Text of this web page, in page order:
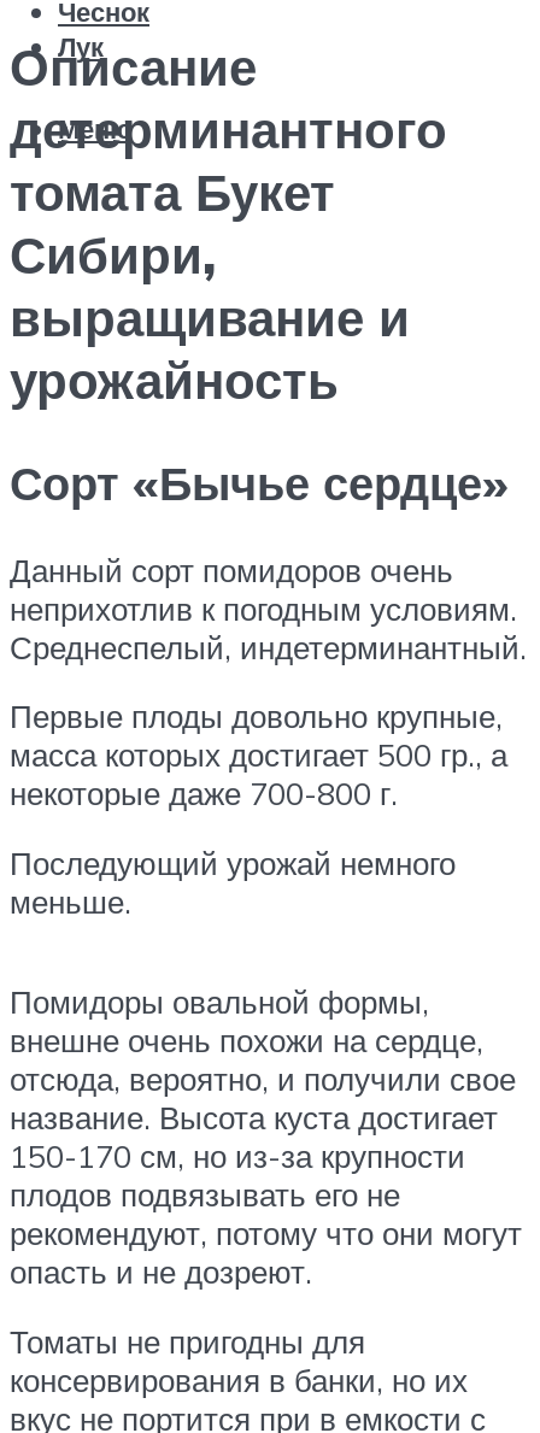
Чеснок
Лук
Меню
Описание
детерминантного
томата Букет
Сибири,
выращивание и
урожайность
Сорт «Бычье сердце»
Данный сорт помидоров очень
неприхотлив к погодным условиям.
Среднеспелый, индетерминантный.
Первые плоды довольно крупные,
масса которых достигает 500 гр., а
некоторые даже 700-800 г.
Последующий урожай немного
меньше.
Помидоры овальной формы,
внешне очень похожи на сердце,
отсюда, вероятно, и получили свое
название. Высота куста достигает
150-170 см, но из-за крупности
плодов подвязывать его не
рекомендуют, потому что они могут
опасть и не дозреют.
Томаты не пригодны для
консервирования в банки, но их
вкус не портится при в емкости с